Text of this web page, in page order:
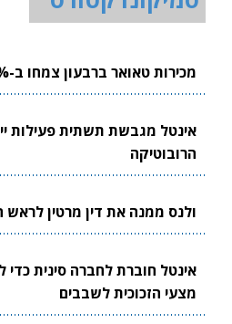
מכירות טאואר ברבעון צמחו ב-24%
אינטל מגבשת תשתית פעילות
הרובוטיקה
ולנס ממנה את דין מרטין
אינטל חוברת לחברה סינית
מצעי הזכוכית לשבבים